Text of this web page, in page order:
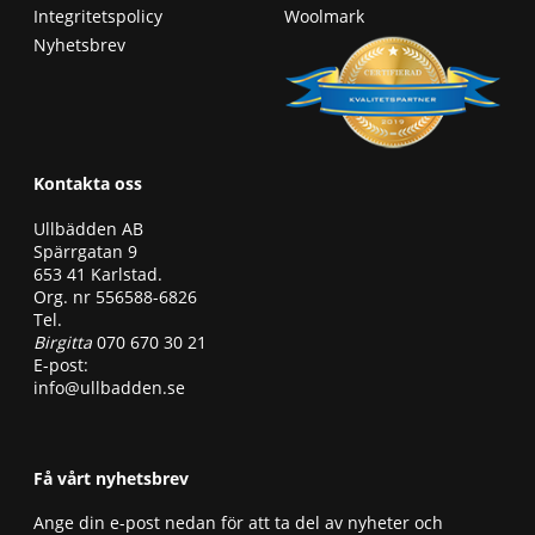
Integritetspolicy
Nyhetsbrev
Woolmark
Kontakta oss
Ullbädden AB
Spärrgatan 9
653 41 Karlstad.
Org. nr 556588-6826
Tel.
Birgitta 070 670 30 21
E-post:
info@ullbadden.se
Få vårt nyhetsbrev
Ange din e-post nedan för att ta del av nyheter och